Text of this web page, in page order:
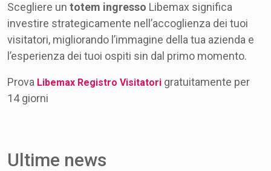
Scegliere un totem ingresso Libemax significa
investire strategicamente nell’accoglienza dei tuoi
visitatori, migliorando l’immagine della tua azienda e
l’esperienza dei tuoi ospiti sin dal primo momento.
Prova Libemax Registro Visitatori gratuitamente per
14 giorni
Ultime news